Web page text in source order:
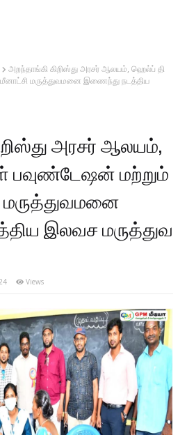
அறந்தாங்கி கிறிஸ்து அரசர் ஆலயம், ஹெல்ப் தி
மருத்துவமனை இணைந்து நடத்திய
அரசர் ஆலயம்,
பவுண்டேஷன் மற்றும்
மருத்துவமனை
இலவச மருத்துவ
Views